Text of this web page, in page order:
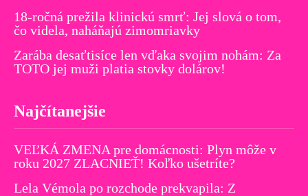
18-ročná prežila klinickú smrť: Jej slová o tom,
čo videla, naháňajú zimomriavky
Zarába desaťtisíce len vďaka svojim nohám: Za
TOTO jej muži platia stovky dolárov!
Najčítanejšie
VEĽKÁ ZMENA pre domácnosti: Plyn môže v
roku 2027 ZLACNIEŤ! Koľko ušetríte?
Lela Vémola po rozchode prekvapila: Z